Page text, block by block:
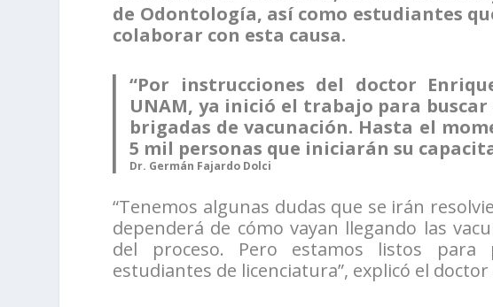
de Odontología, así como estudiantes
colaborar con esta causa.
“Por instrucciones del doctor
UNAM, ya inició el trabajo para
brigadas de vacunación. Hasta el
5 mil personas que iniciarán su
Dr. Germán Fajardo Dolci
“Tenemos algunas dudas que se irán
dependerá de cómo vayan llegando las
del proceso. Pero estamos listos para
estudiantes de licenciatura”, explicó el doctor